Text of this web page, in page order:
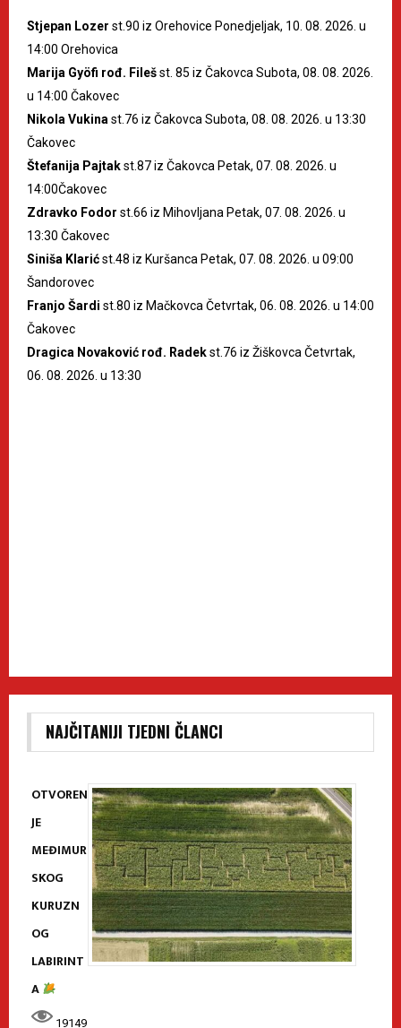
Stjepan Lozer st.90 iz Orehovice Ponedjeljak, 10. 08. 2026. u
14:00 Orehovica
Marija Gyöfi rođ. Filešst. 85 iz Čakovca Subota, 08. 08. 2026.
u 14:00 Čakovec
Nikola Vukinast.76 iz Čakovca Subota, 08. 08. 2026. u 13:30
Čakovec
Štefanija Pajtakst.87 iz Čakovca Petak, 07. 08. 2026. u
14:00Čakovec
Zdravko Fodor st.66 iz Mihovljana Petak, 07. 08. 2026. u
13:30 Čakovec
Siniša Klarićst.48 iz Kuršanca Petak, 07. 08. 2026. u 09:00
Šandorovec
Franjo Šardi st.80 iz Mačkovca Četvrtak, 06. 08. 2026. u 14:00
Čakovec
Dragica Novaković rođ. Radekst.76 iz Žiškovca Četvrtak,
06. 08. 2026. u 13:30
NAJČITANIJI TJEDNI ČLANCI
OTVOREN
JE
MEĐIMUR
SKOG
KURUZN
OG
LABIRINT
A
19149